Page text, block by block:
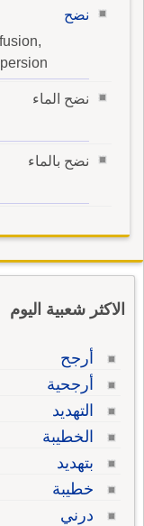
نضح
نضح الماء
نضح بالماء
الاكثر شعبية اليوم
أرجح
أرجحية
التهديد
الخطيبة
بتهديد
خطيبة
درني